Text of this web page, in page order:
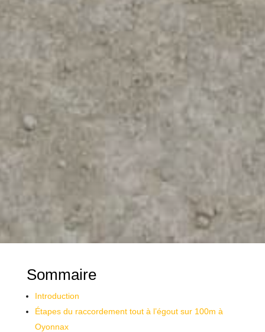
Sommaire
Introduction
Étapes du raccordement tout à l’égout sur 100m à
Oyonnax